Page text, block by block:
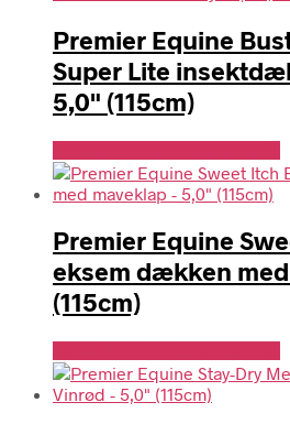
Premier Equine
Super Lite
5,0" (115cm)
Premier Equine
eksem dækken
(115cm)